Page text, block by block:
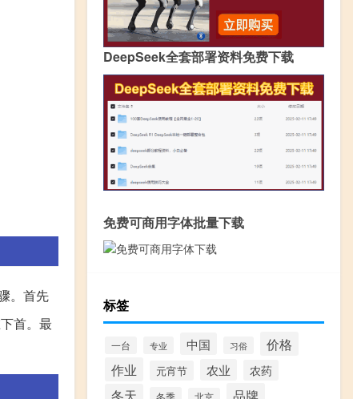
。首先
首。最
DeepSeek全套部署资料免费下载
免费可商用字体批量下载
标签
一台 专业 中国 习俗
价格
作业
元宵节 农业 农药
冬天